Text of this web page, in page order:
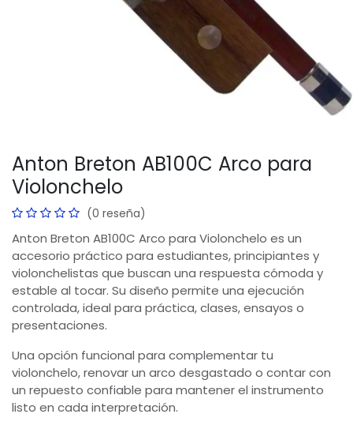
Anton Breton AB100C Arco para
Violonchelo
(0 reseña)
Anton Breton AB100C Arco para Violonchelo es un
accesorio práctico para estudiantes, principiantes y
violonchelistas que buscan una respuesta cómoda y
estable al tocar. Su diseño permite una ejecución
controlada, ideal para práctica, clases, ensayos o
presentaciones.
Una opción funcional para complementar tu
violonchelo, renovar un arco desgastado o contar con
un repuesto confiable para mantener el instrumento
listo en cada interpretación.